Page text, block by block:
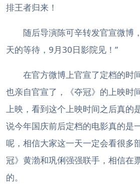
排王者归来！
随后导演陈可辛转发官宣微博
天的等待，9月30日影院见！”
在官方微博上官宣了定档的时
也亲自官宣了，《夺冠》的上映时
上映，看到这个上映时间之后真的
说今年国庆前后定档的电影真的是
呢，相信大家这一天一定会看很多
冠》黄渤和巩俐强强联手，相信在
的。